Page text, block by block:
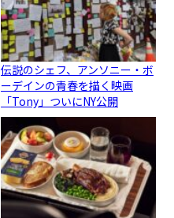
伝説のシェフ、アンソニー・ボ
ーデインの青春を描く映画
「Tony」ついにNY公開